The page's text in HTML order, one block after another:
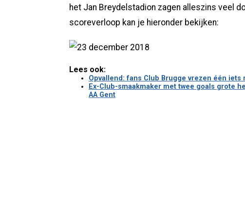
het Jan Breydelstadion zagen alleszins veel
scoreverloop kan je hieronder bekijken:
Lees ook:
Opvallend: fans Club Brugge vrezen één iets
Ex-Club-smaakmaker met twee goals grote
AA Gent